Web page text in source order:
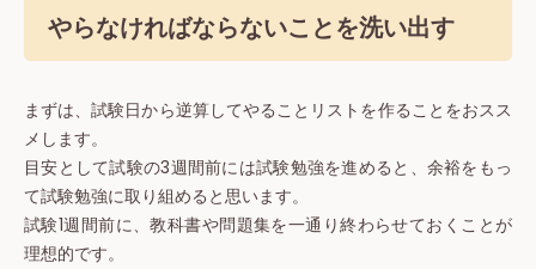
やらなければならないことを洗い出す
まずは、試験日から逆算してやることリストを作ることをおスス
メします。
目安として試験の3週間前には試験勉強を進めると、余裕をもっ
て試験勉強に取り組めると思います。
試験1週間前に、教科書や問題集を一通り終わらせておくことが
理想的です。